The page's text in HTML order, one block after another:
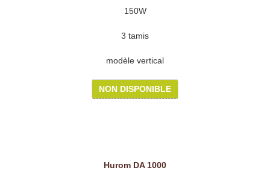
150W
3 tamis
modèle vertical
NON DISPONIBLE
Hurom DA 1000